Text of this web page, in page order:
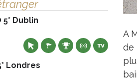
A
de
5* Dublin
Londres